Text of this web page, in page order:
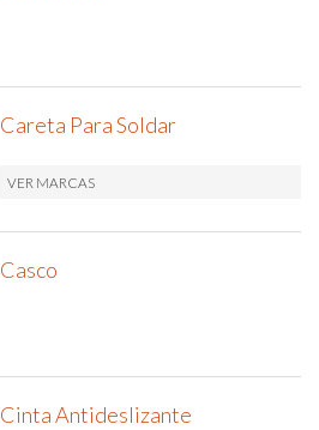
Careta Para Soldar
VER MARCAS
Casco
Cinta Antideslizante